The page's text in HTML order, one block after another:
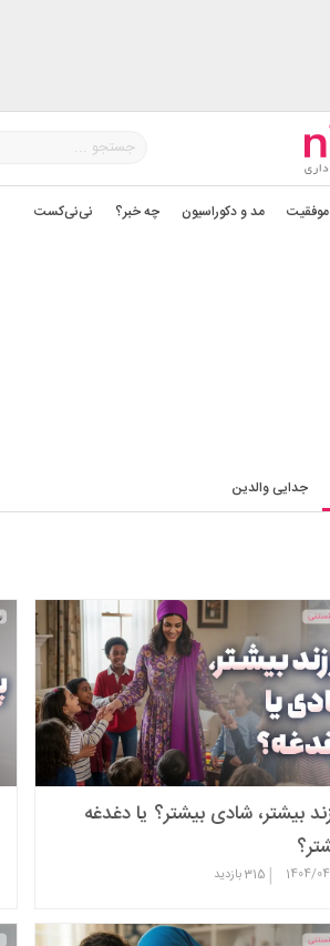
مد و دکوراسیون چه خبر؟ نی‌نی‌کست
جدایی والدین
بیشتر، شادی بیشتر؟ یا دغدغه
1404/
|
315بازدید